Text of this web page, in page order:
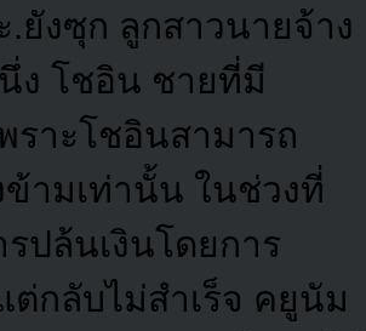
ยังซุก ลูกสาวนายจ้าง
ง โชอิน ชายที่มี
ราะโชอินสามารถ
ามเท่านั้น ในช่วงที่
ปล้นเงินโดยการ
กลับไม่สำเร็จ คยูนัม